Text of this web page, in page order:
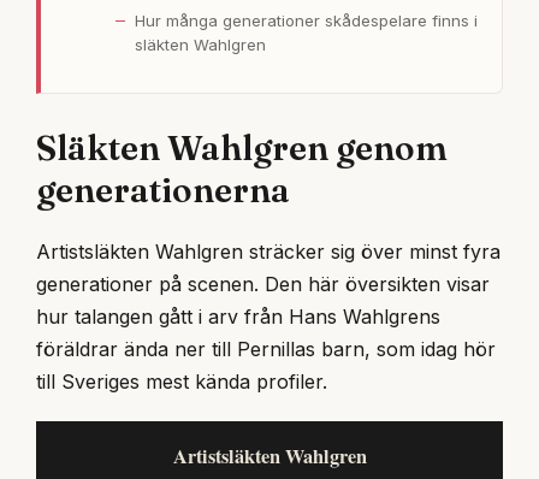
Hur många generationer skådespelare finns i
släkten Wahlgren
Släkten Wahlgren genom
generationerna
Artistsläkten Wahlgren sträcker sig över minst fyra
generationer på scenen. Den här översikten visar
hur talangen gått i arv från Hans Wahlgrens
föräldrar ända ner till Pernillas barn, som idag hör
till Sveriges mest kända profiler.
Artistsläkten Wahlgren